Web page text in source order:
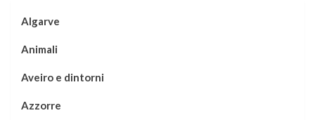
Algarve
Animali
Aveiro e dintorni
Azzorre